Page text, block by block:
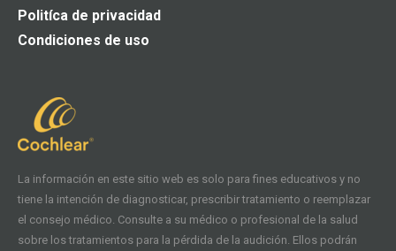
La información en este sitio web es solo para fines educativos y no
tiene la intención de diagnosticar, prescribir tratamiento o reemplazar
el consejo médico. Consulte a su médico o profesional de la salud
sobre los tratamientos para la pérdida de la audición. Ellos podrán
Politíca de privacidad
Condiciones de uso